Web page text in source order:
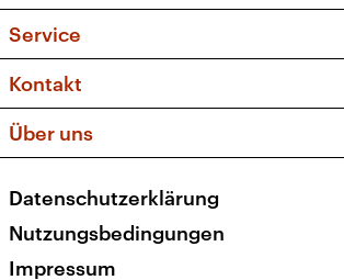
Sendungen und Podcasts
Musikliste
Kakadu – Das Kinderprogramm
Frequenzen (UKW + DAB+)
Service
FAQ
Apps
Newsletter
Veranstaltungen
Kontakt
Social Media
Über uns
Presse
Karriere
Datenschutzerklärung
Nutzungsbedingungen
Impressum